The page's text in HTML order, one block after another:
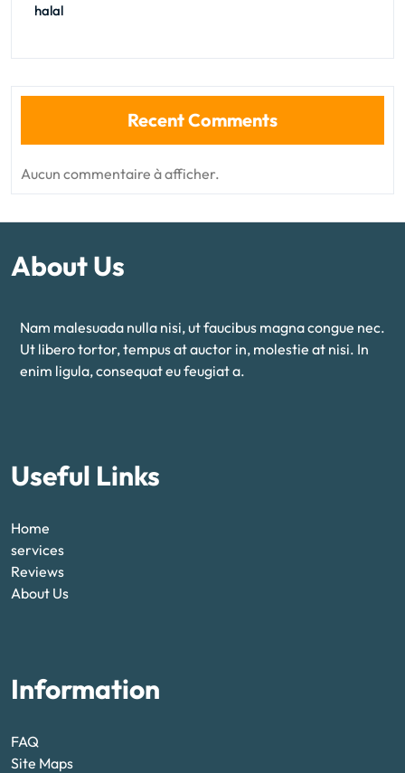
halal
Recent Comments
Aucun commentaire à afficher.
About Us
Nam malesuada nulla nisi, ut faucibus magna congue nec.
Ut libero tortor, tempus at auctor in, molestie at nisi. In
enim ligula, consequat eu feugiat a.
Useful Links
Home
services
Reviews
About Us
Information
FAQ
Site Maps